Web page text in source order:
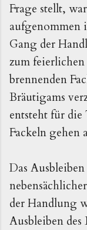
Frage stellt,
aufgenommen
Gang der
zum
brennenden
Bräutigams
entsteht für
Fackeln gehen
Das
der Handlung
Ausbleiben